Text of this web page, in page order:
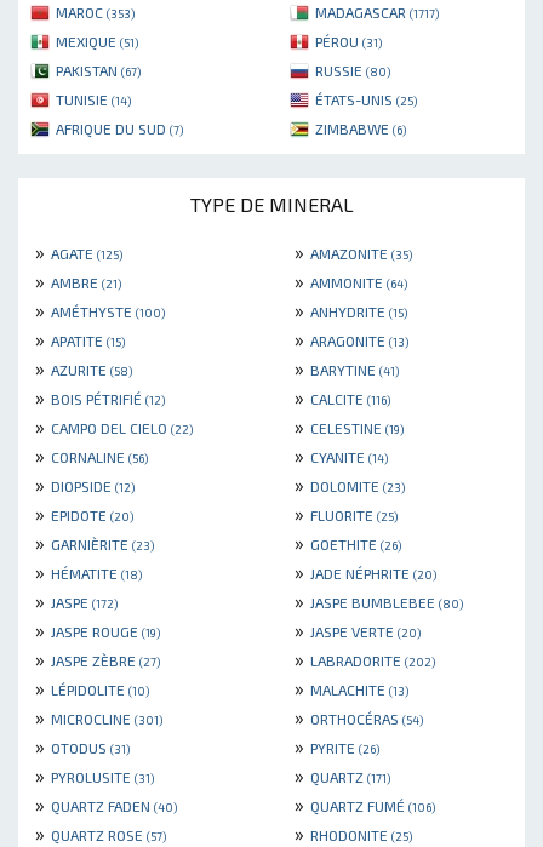
MAROC (353) MADAGASCAR (1717)
MEXIQUE (51) PÉROU (31)
PAKISTAN (67) RUSSIE (80)
TUNISIE (14) ÉTATS-UNIS (25)
AFRIQUE DU SUD (7) ZIMBABWE (6)
TYPE DE MINERAL
» AGATE (125) » AMAZONITE (35)
» AMBRE (21) » AMMONITE (64)
» AMÉTHYSTE (100) » ANHYDRITE (15)
» APATITE (15) » ARAGONITE (13)
» AZURITE (58) » BARYTINE (41)
» BOIS PÉTRIFIÉ (12) » CALCITE (116)
» CAMPO DEL CIELO (22) » CELESTINE (19)
» CORNALINE (56) » CYANITE (14)
» DIOPSIDE (12) » DOLOMITE (23)
» EPIDOTE (20) » FLUORITE (25)
» GARNIÈRITE (23) » GOETHITE (26)
» HÉMATITE (18) » JADE NÉPHRITE (20)
» JASPE (172) » JASPE BUMBLEBEE (80)
» JASPE ROUGE (19) » JASPE VERTE (20)
» JASPE ZÈBRE (27) » LABRADORITE (202)
» LÉPIDOLITE (10) » MALACHITE (13)
» MICROCLINE (301) » ORTHOCÉRAS (54)
» OTODUS (31) » PYRITE (26)
» PYROLUSITE (31) » QUARTZ (171)
» QUARTZ FADEN (40) » QUARTZ FUMÉ (106)
» QUARTZ ROSE (57) » RHODONITE (25)